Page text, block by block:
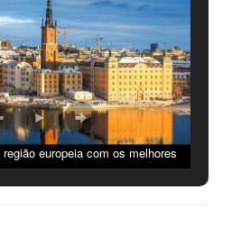
europeia com os melhores